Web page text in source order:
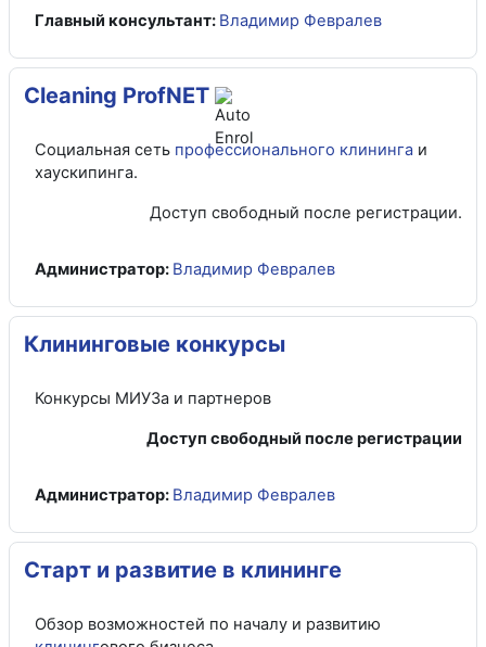
Главный консультант: Владимир Февралев
Cleaning ProfNET
Социальная сеть профессионального клининга и
хаускипинга.
Доступ свободный после регистрации.
Администратор: Владимир Февралев
Клининговые конкурсы
Конкурсы МИУЗа и партнеров
Доступ свободный после регистрации
Администратор: Владимир Февралев
Старт и развитие в клининге
Обзор возможностей по началу и развитию